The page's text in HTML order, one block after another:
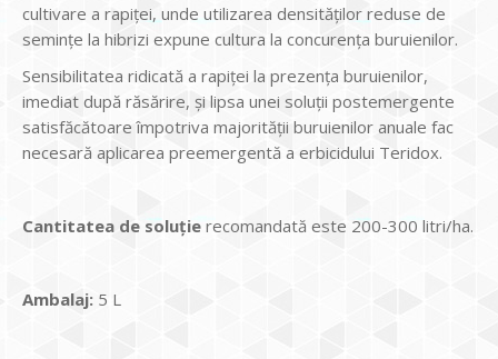
cultivare a rapiţei, unde utilizarea densităţilor reduse de
seminţe la hibrizi expune cultura la concurenţa buruienilor.
Sensibilitatea ridicată a rapiţei la prezenţa buruienilor,
imediat după răsărire, şi lipsa unei soluţii postemergente
satisfăcătoare împotriva majorităţii buruienilor anuale fac
necesară aplicarea preemergentă a erbicidului Teridox.
Cantitatea de soluţie recomandată este 200-300 litri/ha.
Ambalaj: 5 L